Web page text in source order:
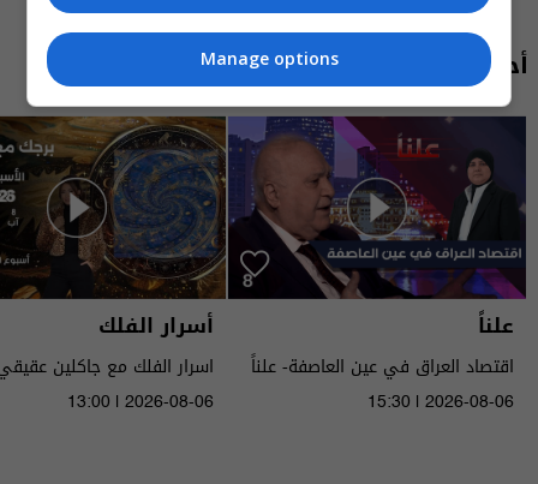
أحدث الحلقات
علناً
اقتصاد العراق في عين العاصفة- علناً
م٥ - الحلقة ٨ | الموسم ٥
15:30 | 2026-08-06
أسرار الفلك
الى ١٤ آب ٢٠٢٦ | 2026
13:00 | 2026-08-06
Manage options